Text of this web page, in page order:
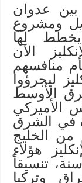
بين عدوان
ومشروع
لها
الآن
منافسهم
ليجرؤوا
الأوسط
الأميركي
في الشرق
الخليج
هؤلاء
تنسيقاً
وتركيا